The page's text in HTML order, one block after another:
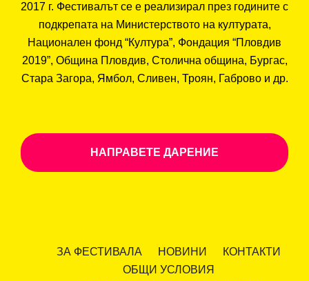
2017 г. Фестивалът се е реализирал през годините с
подкрепата на Министерството на културата,
Национален фонд “Култура”, Фондация “Пловдив
2019”, Община Пловдив, Столична община, Бургас,
Стара Загора, Ямбол, Сливен, Троян, Габрово и др.
НАПРАВЕТЕ ДАРЕНИЕ
ЗА ФЕСТИВАЛА НОВИНИ
КОНТАКТИ
ОБЩИ УСЛОВИЯ